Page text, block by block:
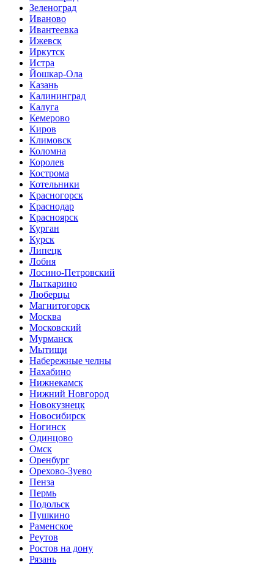
Зеленоград
Иваново
Ивантеевка
Ижевск
Иркутск
Истра
Йошкар-Ола
Казань
Калининград
Калуга
Кемерово
Киров
Климовск
Коломна
Королев
Кострома
Котельники
Красногорск
Краснодар
Красноярск
Курган
Курск
Липецк
Лобня
Лосино-Петровский
Лыткарино
Люберцы
Магнитогорск
Москва
Московский
Мурманск
Мытищи
Набережные челны
Нахабино
Нижнекамск
Нижний Новгород
Новокузнецк
Новосибирск
Ногинск
Одинцово
Омск
Оренбург
Орехово-Зуево
Пенза
Пермь
Подольск
Пушкино
Раменское
Реутов
Ростов на дону
Рязань